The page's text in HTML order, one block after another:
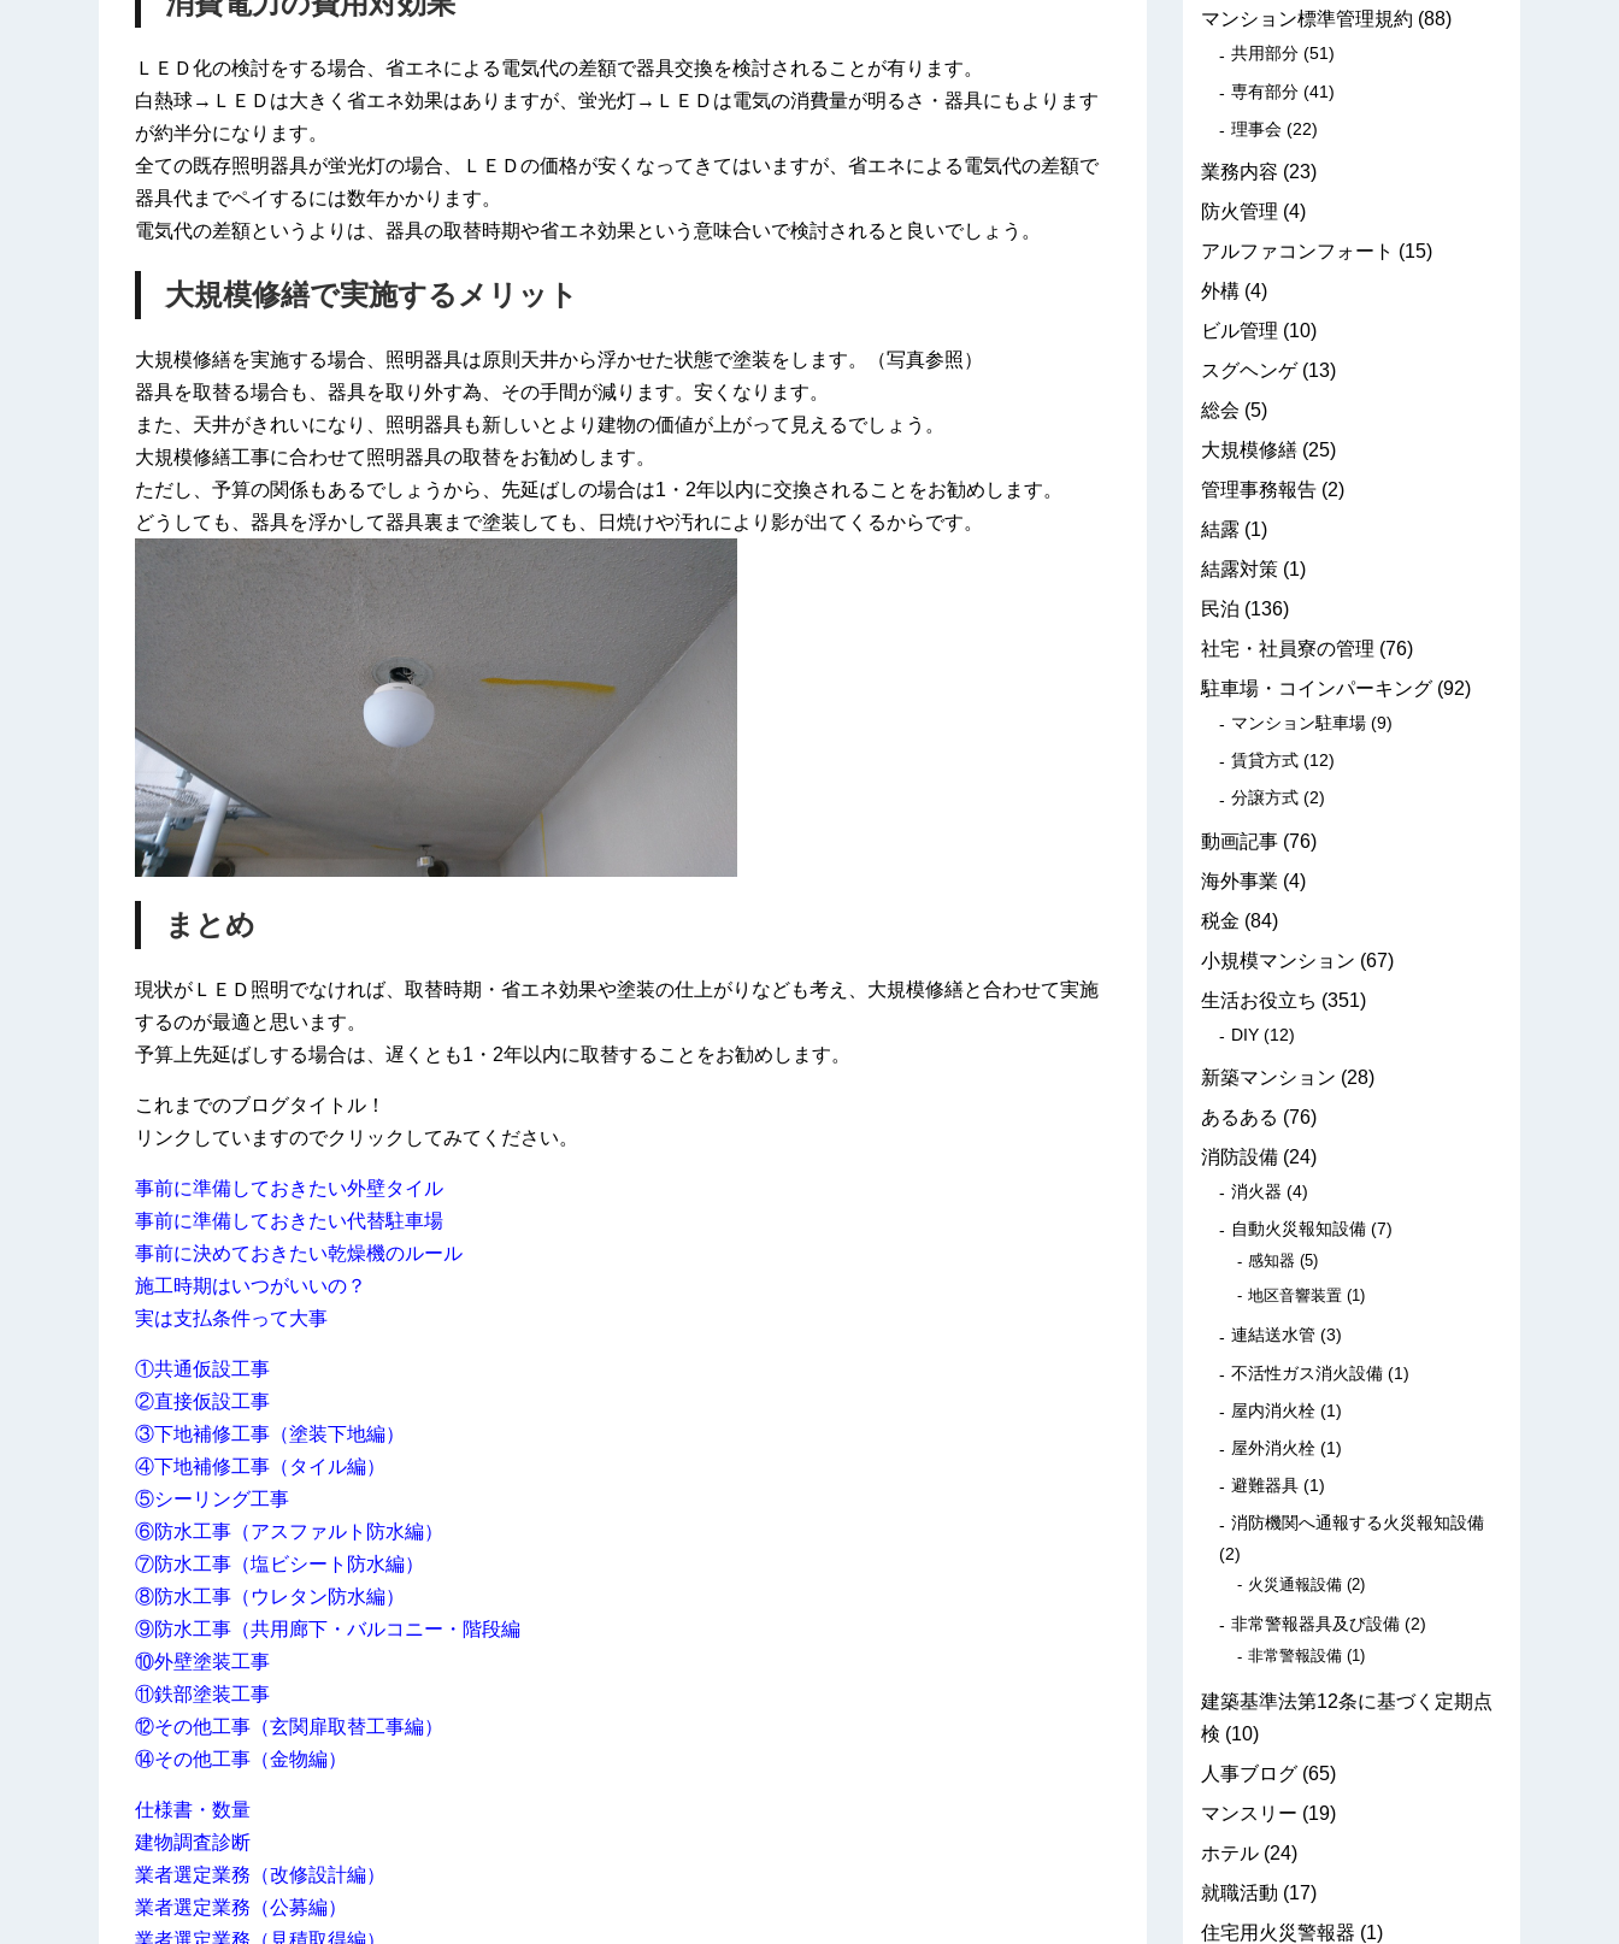
ＬＥＤ化の検討をする場合、省エネによる電気代の差額で器具交換を検討されることが有ります。
白熱球→ＬＥＤは大きく省エネ効果はありますが、蛍光灯→ＬＥＤは電気の消費量が明るさ・器具にもよります
が約半分になります。
全ての既存照明器具が蛍光灯の場合、ＬＥＤの価格が安くなってきてはいますが、省エネによる電気代の差額で
器具代までペイするには数年かかります。
電気代の差額というよりは、器具の取替時期や省エネ効果という意味合いで検討されると良いでしょう。
大規模修繕で実施するメリット
大規模修繕を実施する場合、照明器具は原則天井から浮かせた状態で塗装をします。（写真参照）
器具を取替る場合も、器具を取り外す為、その手間が減ります。安くなります。
また、天井がきれいになり、照明器具も新しいとより建物の価値が上がって見えるでしょう。
大規模修繕工事に合わせて照明器具の取替をお勧めします。
ただし、予算の関係もあるでしょうから、先延ばしの場合は1・2年以内に交換されることをお勧めします。
どうしても、器具を浮かして器具裏まで塗装しても、日焼けや汚れにより影が出てくるからです。
まとめ
現状がＬＥＤ照明でなければ、取替時期・省エネ効果や塗装の仕上がりなども考え、大規模修繕と合わせて実施
するのが最適と思います。
予算上先延ばしする場合は、遅くとも1・2年以内に取替することをお勧めします。
これまでのブログタイトル！
リンクしていますのでクリックしてみてください。
事前に準備しておきたい外壁タイル
事前に準備しておきたい代替駐車場
事前に決めておきたい乾燥機のルール
施工時期はいつがいいの？
実は支払条件って大事
①共通仮設工事
②直接仮設工事
③下地補修工事（塗装下地編）
④下地補修工事（タイル編）
⑤シーリング工事
⑥防水工事（アスファルト防水編）
⑦防水工事（塩ビシート防水編）
⑧防水工事（ウレタン防水編）
⑨防水工事（共用廊下・バルコニー・階段編
⑩外壁塗装工事
⑪鉄部塗装工事
⑫その他工事（玄関扉取替工事編）
⑭その他工事（金物編）
仕様書・数量
建物調査診断
業者選定業務（改修設計編）
業者選定業務（公募編）
業者選定業務（見積取得編）
マンション標準管理規約 (88)
共用部分 (51)
専有部分 (41)
理事会 (22)
業務内容 (23)
防火管理 (4)
アルファコンフォート (15)
外構 (4)
ビル管理 (10)
スグヘンゲ(13)
総会 (5)
大規模修繕 (25)
管理事務報告 (2)
結露 (1)
結露対策 (1)
民泊 (136)
社宅・社員寮の管理 (76)
駐車場・コインパーキング (92)
マンション駐車場 (9)
賃貸方式 (12)
分譲方式 (2)
動画記事 (76)
海外事業 (4)
税金 (84)
小規模マンション (67)
生活お役立ち (351)
DIY (12)
新築マンション (28)
あるある (76)
消防設備 (24)
消火器 (4)
自動火災報知設備 (7)
感知器 (5)
地区音響装置 (1)
連結送水管 (3)
不活性ガス消火設備 (1)
屋内消火栓 (1)
屋外消火栓 (1)
避難器具 (1)
消防機関へ通報する火災報知設備
(2)
火災通報設備 (2)
非常警報器具及び設備 (2)
非常警報設備 (1)
建築基準法第12条に基づく定期点
検 (10)
人事ブログ (65)
マンスリー (19)
ホテル (24)
就職活動 (17)
住宅用火災警報器 (1)